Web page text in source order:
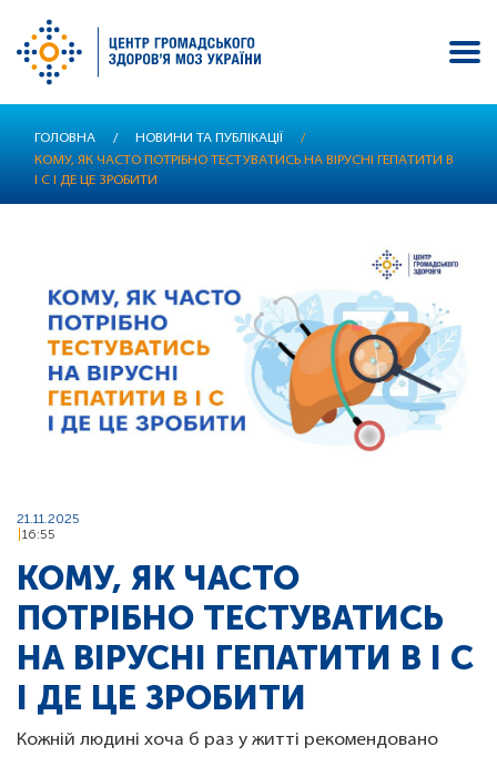
основного
ГОЛОВНА / НОВИНИ ТА ПУБЛІКАЦІЇ
/
КОМУ, ЯК ЧАСТО ПОТРІБНО ТЕСТУВАТИСЬ НА ВІРУСНІ ГЕПАТИТИ В
І С І ДЕ ЦЕ ЗРОБИТИ
21.11.2025
16:55
КОМУ, ЯК ЧАСТО
ПОТРІБНО ТЕСТУВАТИСЬ
НА ВІРУСНІ ГЕПАТИТИ В І С
І ДЕ ЦЕ ЗРОБИТИ
Кожній людині хоча б раз у житті рекомендовано